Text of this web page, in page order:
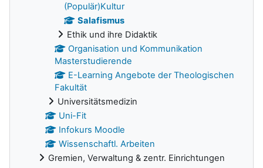
(Populär)Kultur
Salafismus
Ethik und ihre Didaktik
Organisation und Kommunikation
Masterstudierende
E-Learning Angebote der Theologischen
Fakultät
Universitätsmedizin
Uni-Fit
Infokurs Moodle
Wissenschaftl. Arbeiten
Gremien, Verwaltung & zentr. Einrichtungen